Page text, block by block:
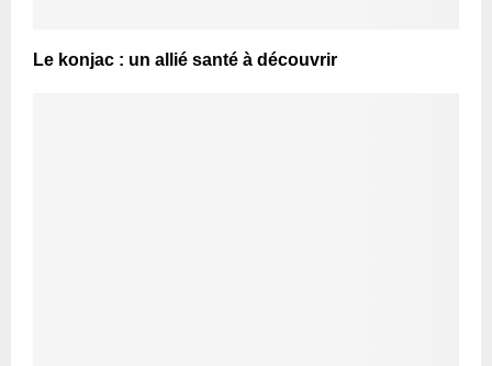
Le konjac : un allié santé à découvrir